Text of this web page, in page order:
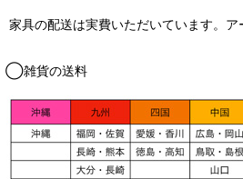
家具の配送は実費いただいています。
◯雑貨の送料